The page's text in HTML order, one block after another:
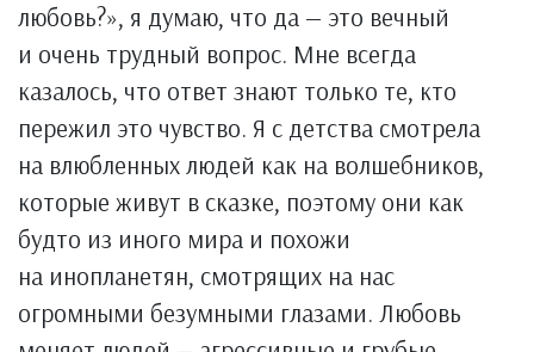
любовь?», я думаю, что да — это вечный
и очень трудный вопрос. Мне всегда
казалось, что ответ знают только те, кто
пережил это чувство. Я с детства смотрела
на влюбленных людей как на волшебников,
которые живут в сказке, поэтому они как
будто из иного мира и похожи
на инопланетян, смотрящих на нас
огромными безумными глазами. Любовь